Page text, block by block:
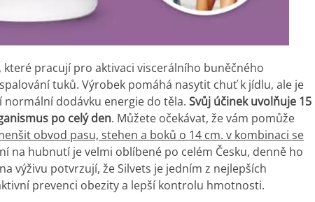
které pracují pro aktivaci viscerálního buněčného
tuků. Výrobek pomáhá nasytit chuť k jídlu, ale je
dodávku energie do těla. Svůj účinek uvolňuje 15
po celý den. Můžete očekávat, že vám pomůže
obvod pasu, stehen a boků o 14 cm. v kombinaci se
na hubnutí je velmi oblíbené po celém Česku, denně ho
výživu potvrzují, že Silvets je jedním z nejlepších
prevenci obezity a lepší kontrolu hmotnosti.